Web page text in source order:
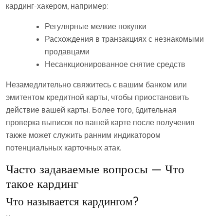
кардинг-хакером, например:
Регулярные мелкие покупки
Расхождения в транзакциях с незнакомыми
продавцами
Несанкционированное снятие средств
Незамедлительно свяжитесь с вашим банком или
эмитентом кредитной карты, чтобы приостановить
действие вашей карты. Более того, бдительная
проверка выписок по вашей карте после получения
также может служить ранним индикатором
потенциальных карточных атак.
Часто задаваемые вопросы — Что
такое кардинг
Что называется кардингом?